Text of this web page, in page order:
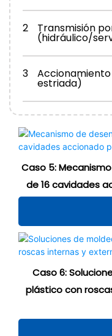
2 Transmisión
(hidráulico/
3
estriada)
Caso 5:
de 16 cavidades
Caso 6:
plástico con